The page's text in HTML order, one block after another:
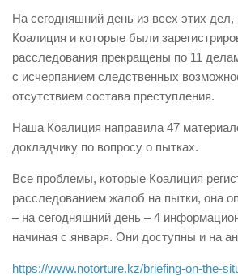
На сегодняшний день из всех этих дел,
Коалиция и которые были
расследования прекращены по 11
с исчерпанием следственных
отсутствием состава преступления.
Наша Коалиция направила 47
докладчику по вопросу о пытках.
Все проблемы, которые Коалиция
расследованием жалоб на пытки, она
– на сегодняшний день – 4
начиная с января. Они доступны и на
https://www.notorture.kz/briefing-on-the-